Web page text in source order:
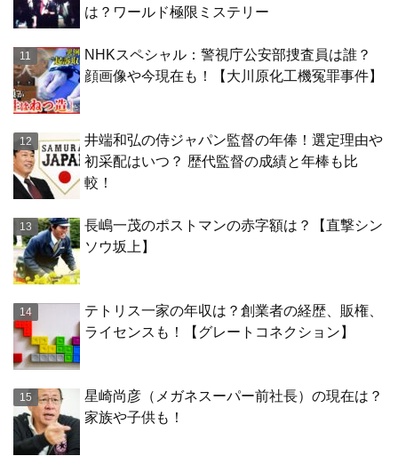
は？ワールド極限ミステリー
NHKスペシャル：警視庁公安部捜査員は誰？
顔画像や今現在も！【大川原化工機冤罪事件】
井端和弘の侍ジャパン監督の年俸！選定理由や
初采配はいつ？ 歴代監督の成績と年棒も比
較！
長嶋一茂のポストマンの赤字額は？【直撃シン
ソウ坂上】
テトリス一家の年収は？創業者の経歴、販権、
ライセンスも！【グレートコネクション】
星崎尚彦（メガネスーパー前社長）の現在は？
家族や子供も！